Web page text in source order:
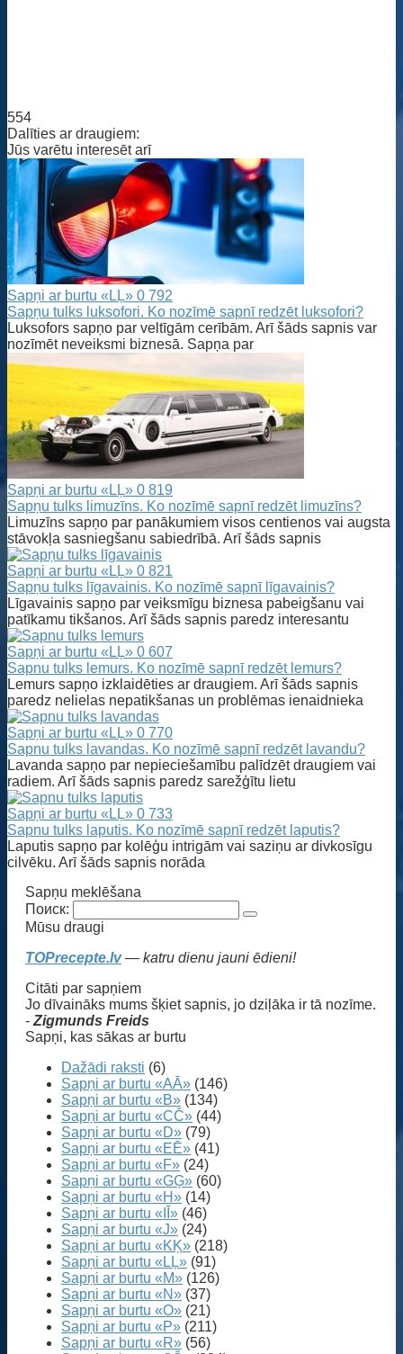
554
Dalīties ar draugiem:
Jūs varētu interesēt arī
Sapņi ar burtu «LĻ» 0 792
Sapņu tulks luksofori. Ko nozīmē sapnī redzēt luksofori?
Luksofors sapņo par veltīgām cerībām. Arī šāds sapnis var
nozīmēt neveiksmi biznesā. Sapņa par
Sapņi ar burtu «LĻ» 0 819
Sapņu tulks limuzīns. Ko nozīmē sapnī redzēt limuzīns?
Limuzīns sapņo par panākumiem visos centienos vai augsta
stāvokļa sasniegšanu sabiedrībā. Arī šāds sapnis
Sapņi ar burtu «LĻ» 0 821
Sapņu tulks līgavainis. Ko nozīmē sapnī līgavainis?
Līgavainis sapņo par veiksmīgu biznesa pabeigšanu vai
patīkamu tikšanos. Arī šāds sapnis paredz interesantu
Sapņi ar burtu «LĻ» 0 607
Sapnu tulks lemurs. Ko nozīmē sapnī redzēt lemurs?
Lemurs sapņo izklaidēties ar draugiem. Arī šāds sapnis
paredz nelielas nepatikšanas un problēmas ienaidnieka
Sapņi ar burtu «LĻ» 0 770
Sapnu tulks lavandas. Ko nozīmē sapnī redzēt lavandu?
Lavanda sapņo par nepieciešamību palīdzēt draugiem vai
radiem. Arī šāds sapnis paredz sarežģītu lietu
Sapņi ar burtu «LĻ» 0 733
Sapnu tulks laputis. Ko nozīmē sapnī redzēt laputis?
Laputis sapņo par kolēģu intrigām vai saziņu ar divkosīgu
cilvēku. Arī šāds sapnis norāda
Sapņu meklēšana
Поиск:
Mūsu draugi
TOPrecepte.lv— katru dienu jauni ēdieni!
Citāti par sapņiem
Jo dīvaināks mums šķiet sapnis, jo dziļāka ir tā nozīme.
- Zigmunds Freids
Sapņi, kas sākas ar burtu
Dažādi raksti (6)
Sapņi ar burtu «AĀ» (146)
Sapņi ar burtu «B» (134)
Sapņi ar burtu «CČ» (44)
Sapņi ar burtu «D» (79)
Sapņi ar burtu «EĒ» (41)
Sapņi ar burtu «F» (24)
Sapņi ar burtu «GĢ» (60)
Sapņi ar burtu «H» (14)
Sapņi ar burtu «IĪ» (46)
Sapņi ar burtu «J» (24)
Sapņi ar burtu «KĶ» (218)
Sapņi ar burtu «LĻ» (91)
Sapņi ar burtu «M» (126)
Sapņi ar burtu «N» (37)
Sapņi ar burtu «O» (21)
Sapņi ar burtu «P» (211)
Sapņi ar burtu «R» (56)